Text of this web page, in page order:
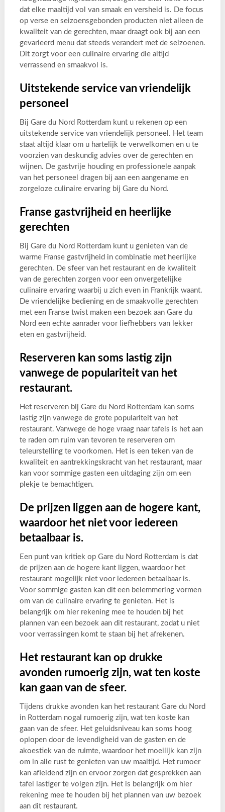
dat elke maaltijd vol van smaak en versheid is. De focus
op verse en seizoensgebonden producten niet alleen de
kwaliteit van de gerechten, maar draagt ook bij aan een
gevarieerd menu dat steeds verandert met de seizoenen.
Dit zorgt voor een culinaire ervaring die altijd
verrassend en smaakvol is.
Uitstekende service van vriendelijk
personeel
Bij Gare du Nord Rotterdam kunt u rekenen op een
uitstekende service van vriendelijk personeel. Het team
staat altijd klaar om u hartelijk te verwelkomen en u te
voorzien van deskundig advies over de gerechten en
wijnen. De gastvrije houding en professionele aanpak
van het personeel dragen bij aan een aangename en
zorgeloze culinaire ervaring bij Gare du Nord.
Franse gastvrijheid en heerlijke
gerechten
Bij Gare du Nord Rotterdam kunt u genieten van de
warme Franse gastvrijheid in combinatie met heerlijke
gerechten. De sfeer van het restaurant en de kwaliteit
van de gerechten zorgen voor een onvergetelijke
culinaire ervaring waarbij u zich even in Frankrijk waant.
De vriendelijke bediening en de smaakvolle gerechten
met een Franse twist maken een bezoek aan Gare du
Nord een echte aanrader voor liefhebbers van lekker
eten en gastvrijheid.
Reserveren kan soms lastig zijn
vanwege de populariteit van het
restaurant.
Het reserveren bij Gare du Nord Rotterdam kan soms
lastig zijn vanwege de grote populariteit van het
restaurant. Vanwege de hoge vraag naar tafels is het aan
te raden om ruim van tevoren te reserveren om
teleurstelling te voorkomen. Het is een teken van de
kwaliteit en aantrekkingskracht van het restaurant, maar
kan voor sommige gasten een uitdaging zijn om een
plekje te bemachtigen.
De prijzen liggen aan de hogere kant,
waardoor het niet voor iedereen
betaalbaar is.
Een punt van kritiek op Gare du Nord Rotterdam is dat
de prijzen aan de hogere kant liggen, waardoor het
restaurant mogelijk niet voor iedereen betaalbaar is.
Voor sommige gasten kan dit een belemmering vormen
om van de culinaire ervaring te genieten. Het is
belangrijk om hier rekening mee te houden bij het
plannen van een bezoek aan dit restaurant, zodat u niet
voor verrassingen komt te staan bij het afrekenen.
Het restaurant kan op drukke
avonden rumoerig zijn, wat ten koste
kan gaan van de sfeer.
Tijdens drukke avonden kan het restaurant Gare du Nord
in Rotterdam nogal rumoerig zijn, wat ten koste kan
gaan van de sfeer. Het geluidsniveau kan soms hoog
oplopen door de levendigheid van de gasten en de
akoestiek van de ruimte, waardoor het moeilijk kan zijn
om in alle rust te genieten van uw maaltijd. Het rumoer
kan afleidend zijn en ervoor zorgen dat gesprekken aan
tafel lastiger te volgen zijn. Het is belangrijk om hier
rekening mee te houden bij het plannen van uw bezoek
aan dit restaurant.